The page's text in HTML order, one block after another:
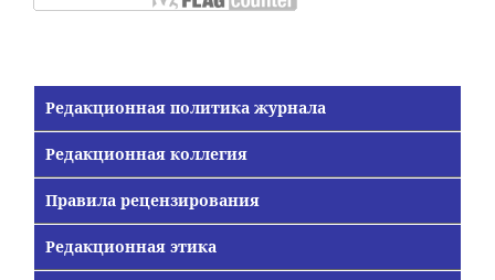
Редакционная политика журнала
Редакционная коллегия
Правила рецензирования
Редакционная этика